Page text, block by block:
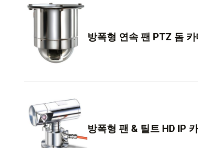
방폭형 연속 팬 PTZ 돔
방폭형 팬 & 틸트 HD IP